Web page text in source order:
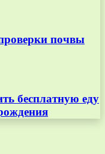
почвы
бесплатную еду